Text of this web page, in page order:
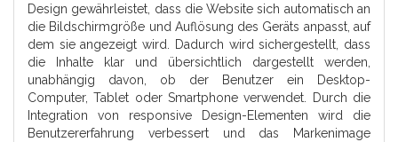
Design gewährleistet, dass die Website sich automatisch an
die Bildschirmgröße und Auflösung des Geräts anpasst, auf
dem sie angezeigt wird. Dadurch wird sichergestellt, dass
die Inhalte klar und übersichtlich dargestellt werden,
unabhängig davon, ob der Benutzer ein Desktop-
Computer, Tablet oder Smartphone verwendet. Durch die
Integration von responsive Design-Elementen wird die
Benutzererfahrung verbessert und das Markenimage